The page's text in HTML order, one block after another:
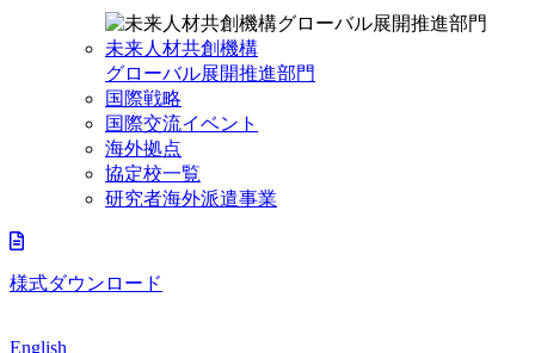
未来人材共創機構
グローバル展開推進部門
国際戦略
国際交流イベント
海外拠点
協定校一覧
研究者海外派遣事業
様式ダウンロード
English